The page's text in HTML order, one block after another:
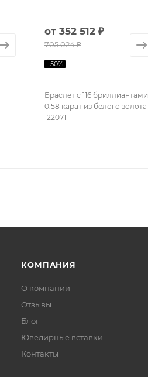
Браслет с 116 бриллиантами
0.58 карат из белого золота
122071
от 352 512 ₽
705 024 ₽
-50%
КОМПАНИЯ
О компании
Отзывы
Блог
Ювелирные вставки
Контакты